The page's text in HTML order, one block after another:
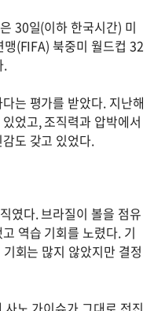
30일(이하 한국시간) 미
(FIFA) 북중미 월드컵 32
.
는 평가를 받았다. 지난해
었고, 조직력과 압박에서
도 갖고 있었다.
였다. 브라질이 볼을 점유
역습 기회를 노렸다. 기
회는 많지 않았지만 결정